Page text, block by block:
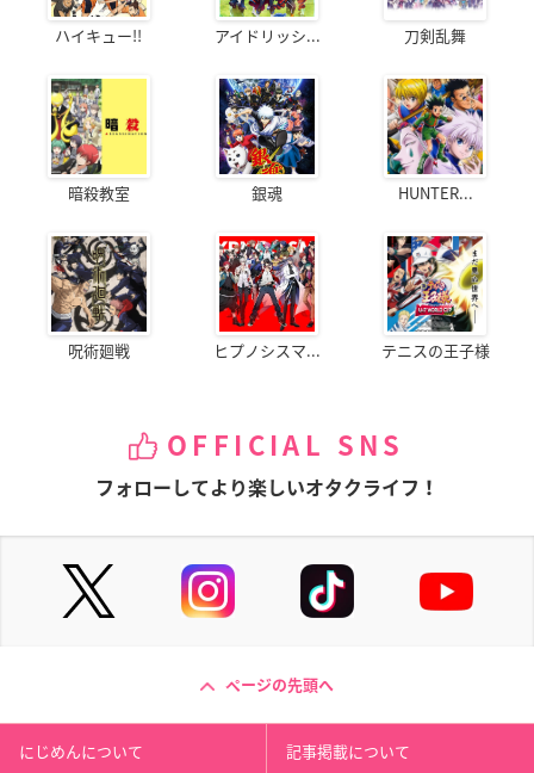
ハイキュー!! アイドリッシ... 刀剣乱舞
暗殺教室 銀魂 HUNTER...
呪術廻戦 ヒプノシスマ... テニスの王子様
OFFICIAL SNS
フォローしてより楽しいオタクライフ！
ページの先頭へ
にじめんについて 記事掲載について